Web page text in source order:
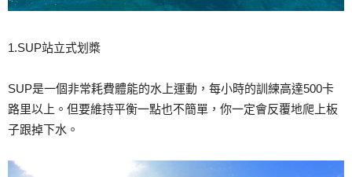
1.SUP站立式划槳
SUP是一個非常耗費體能的水上運動，每小時的訓練高達500卡
路里以上。但要維持平衡一點也不簡單，你一定會反覆地爬上板
子跟掉下水。